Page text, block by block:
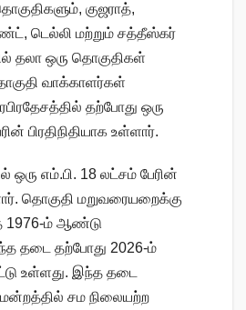
குஜராத்,
டெல்லி மற்றும் சத்தீஸ்கர்
தலா ஒரு தொகுதிகள்
வாக்காளர்கள்
தற்போது ஒரு
பிரதிநிதியாக உள்ளார்.
எம்.பி. 18 லட்சம் பேரின்
தொகுதி மறுவரையறைக்கு
1976-ம் ஆண்டு
தடை தற்போது 2026-ம்
உள்ளது. இந்த தடை
சம நிலையற்ற